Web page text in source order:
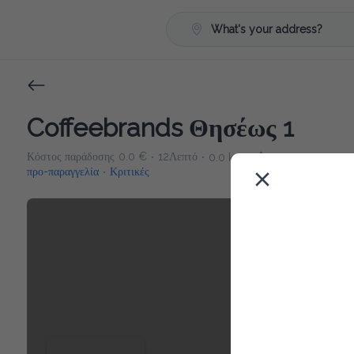
What's your address?
Coffeebrands Θησέως 1
Κόστος παράδοσης 0.0 € • 12Λεπτό • 0.0 km •
5
προ-παραγγελία • Κριτικές